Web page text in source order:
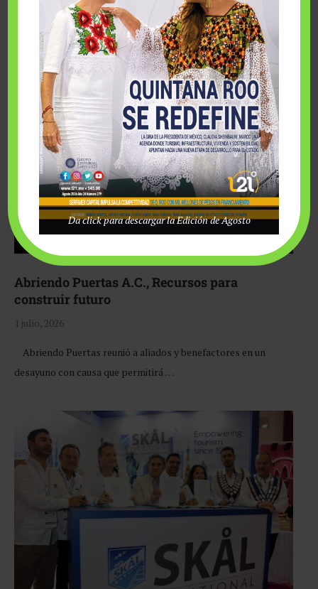
Fairmont Mayakoba y Make-A-Wish México unieron
esfuerzos para hacer realidad el deseo de una …
Abriendo Puertas A.C., Recursos para
construir futuro
1 julio, 2026
Abriendo Puertas reunió a aliados y benefactores en un
desayuno con causa que permitirá …
Da click para descargar la Edición de Agosto